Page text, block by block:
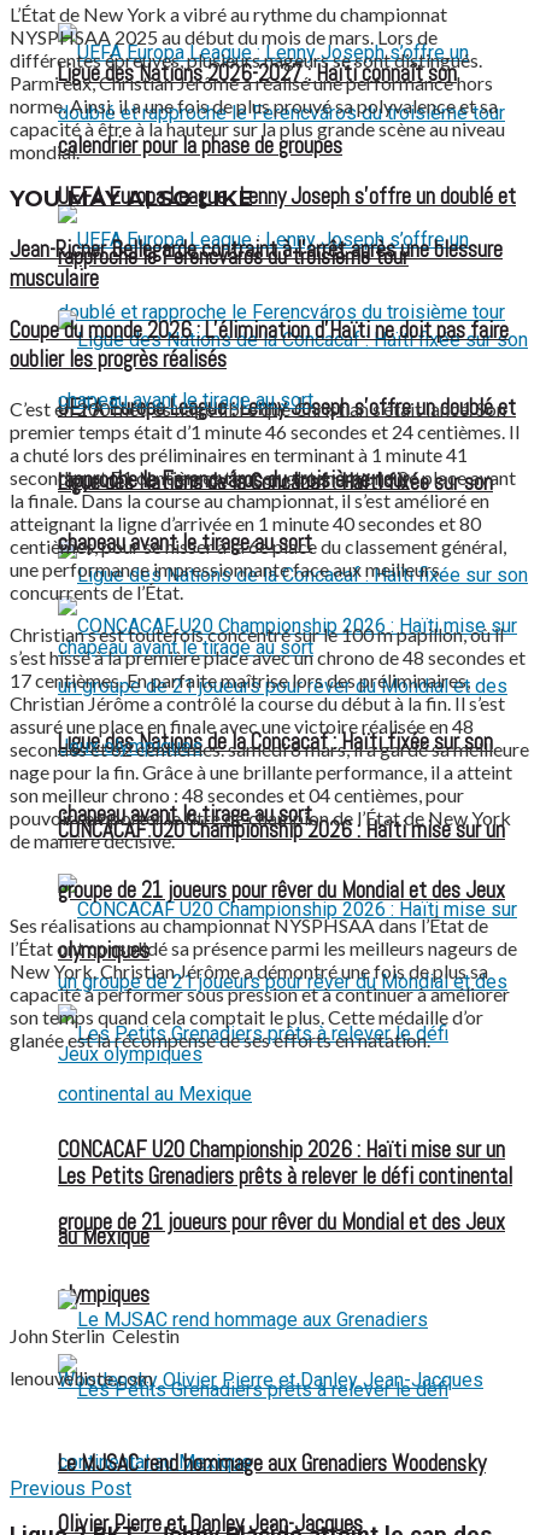
Ligue des Nations 2026-2027 : Haïti connaît son
calendrier pour la phase de groupes
UEFA Europa League : Lenny Joseph s’offre un doublé et
rapproche le Ferencváros du troisième tour
Ligue des Nations de la Concacaf : Haïti fixée sur son
chapeau avant le tirage au sort
CONCACAF U20 Championship 2026 : Haïti mise sur un
groupe de 21 joueurs pour rêver du Mondial et des Jeux
olympiques
UEFA Europa League : Lenny Joseph s’offre un doublé et
rapproche le Ferencváros du troisième tour
Ligue des Nations de la Concacaf : Haïti fixée sur son
chapeau avant le tirage au sort
CONCACAF U20 Championship 2026 : Haïti mise sur un
groupe de 21 joueurs pour rêver du Mondial et des Jeux
olympiques
Les Petits Grenadiers prêts à relever le défi continental
au Mexique
Le MJSAC rend hommage aux Grenadiers Woodensky
Olivier Pierre et Danley Jean-Jacques
L’État de New York a vibré au rythme du championnat
NYSPHSAA 2025 au début du mois de mars. Lors de
différentes épreuves, plusieurs nageurs se sont distingués.
Parmi eux, Christian Jérôme a réalisé une performance hors
norme. Ainsi, il a une fois de plus prouvé sa polyvalence et sa
capacité à être à la hauteur sur la plus grande scène au niveau
mondial.
YOU MAY ALSO LIKE
Jean-Ricner Bellegarde contraint à l’arrêt après une blessure
musculaire
Coupe du monde 2026 : L’élimination d’Haïti ne doit pas faire
oublier les progrès réalisés
C’est en 200 mètres nage libre que Christian s’était lancé. Son
premier temps était d’1 minute 46 secondes et 24 centièmes. Il
a chuté lors des préliminaires en terminant à 1 minute 41
secondes et 71 centièmes tout en obtenant une 8e place avant
la finale. Dans la course au championnat, il s’est amélioré en
atteignant la ligne d’arrivée en 1 minute 40 secondes et 80
centièmes, pour se hisser à la 6e place du classement général,
une performance impressionnante face aux meilleurs
concurrents de l’État.
Christian s’est toutefois concentré sur le 100 m papillon, où il
s’est hissé à la première place avec un chrono de 48 secondes et
17 centièmes. En parfaite maîtrise lors des préliminaires,
Christian Jérôme a contrôlé la course du début à la fin. Il s’est
assuré une place en finale avec une victoire réalisée en 48
secondes et 62 centièmes. samedi 8 mars, il a gardé sa meilleure
nage pour la fin. Grâce à une brillante performance, il a atteint
son meilleur chrono : 48 secondes et 04 centièmes, pour
pouvoir remporter le titre de champion de l’État de New York
de manière décisive.
Ses réalisations au championnat NYSPHSAA dans l’État de
l’État ont consolidé sa présence parmi les meilleurs nageurs de
New York. Christian Jérôme a démontré une fois de plus sa
capacité à performer sous pression et à continuer à améliorer
son temps quand cela comptait le plus. Cette médaille d’or
glanée est la récompense de ses efforts en natation.
John Sterlin Celestin
lenouvelliste.com
Previous Post